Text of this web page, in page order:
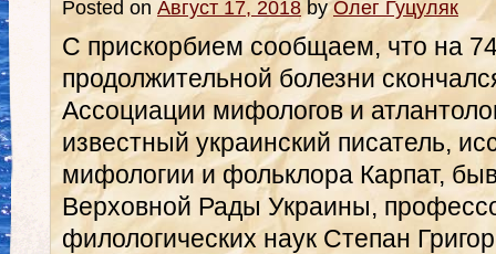
Posted on Август 17, 2018 by Олег Гуцуляк
С прискорбием сообщаем, что на
продолжительной болезни
Ассоциации мифологов и
известный украинский писатель,
мифологии и фольклора Карпат,
Верховной Рады Украины,
филологических наук Степан